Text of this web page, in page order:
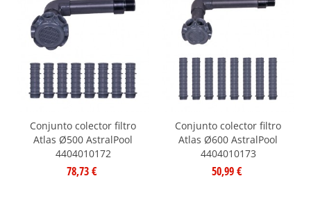
Conjunto colector filtro
Atlas Ø500 AstralPool
4404010172
78,73 €
Conjunto colector filtro
Atlas Ø600 AstralPool
4404010173
50,99 €